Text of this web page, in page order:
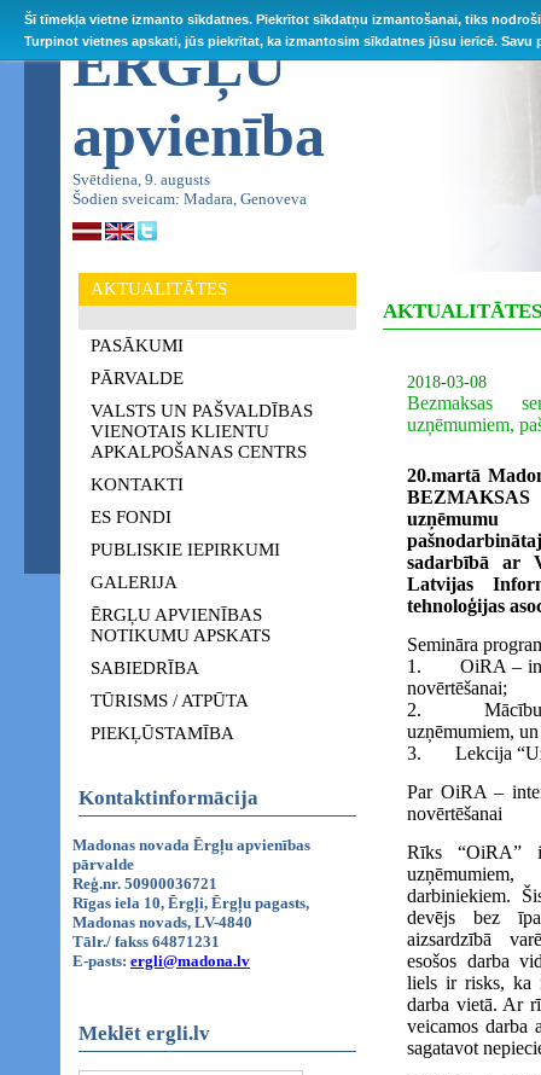
Šī tīmekļa vietne izmanto sīkdatnes. Piekrītot sīkdatņu izmantošanai, tiks
Turpinot vietnes apskati, jūs piekrītat, ka izmantosim sīkdatnes jūsu ierīcē.
ĒRGĻU
apvienība
Svētdiena, 9. augusts
Šodien sveicam: Madara, Genoveva
AKTUALITĀTES
PASĀKUMI
PĀRVALDE
VALSTS UN PAŠVALDĪBAS
VIENOTAIS KLIENTU
APKALPOŠANAS CENTRS
KONTAKTI
ES FONDI
PUBLISKIE IEPIRKUMI
GALERIJA
ĒRGĻU APVIENĪBAS
NOTIKUMU APSKATS
SABIEDRĪBA
TŪRISMS / ATPŪTA
PIEKĻŪSTAMĪBA
Kontaktinformācija
Madonas novada Ērgļu apvienības
pārvalde
Reģ.nr. 50900036721
Rīgas iela 10, Ērgļi, Ērgļu pagasts,
Madonas novads, LV-4840
Tālr./ fakss 64871231
E-pasts: ergli@madona.lv
Meklēt ergli.lv
AKTUALITĀTES
2018-03-08
Bezmaksas
uzņēmumiem,
20.martā
sadarbībā ar
Latvijas
tehnoloģijas
Semināra
1. OiRA –
novērtēšanai;
2. Mācību
uzņēmumiem,
3. Lekcija
Par OiRA –
novērtēšanai
Rīks “OiRA”
darbiniekiem.
devējs bez
aizsardzībā
esošos darba
liels ir risks, ka
darba vietā. Ar
veicamos darba
sagatavot